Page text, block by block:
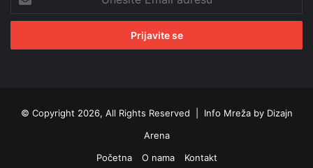
Email
adresu
© Copyright 2026, All Rights Reserved | Info Mreža by Dizajn
Arena
Početna
O nama Kontakt